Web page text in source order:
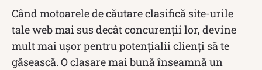
Când motoarele de căutare clasifică site-urile
tale web mai sus decât concurenții lor, devine
mult mai ușor pentru potențialii clienți să te
găsească. O clasare mai bună înseamnă un